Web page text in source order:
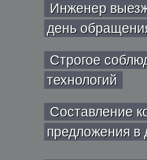
Инженер
день
Строгое
технологий
Составление
предложения